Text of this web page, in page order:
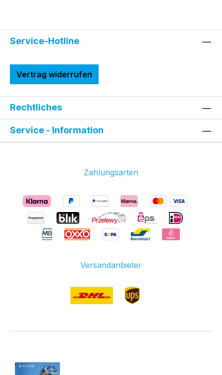
Service-Hotline
Vertrag widerrufen
Rechtliches
Service - Information
Zahlungsarten
Versandanbieter